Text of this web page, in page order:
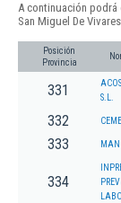
A continuación podrá
San Miguel De
Posición
Provincia
331
S.L.
332
333
334